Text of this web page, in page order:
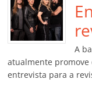
o
o
k
A
atualmente promove
entrevista para a